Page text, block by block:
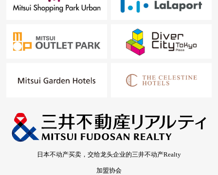
日本不动产买卖，交给龙头企业的三井不动产Realty
加盟协会